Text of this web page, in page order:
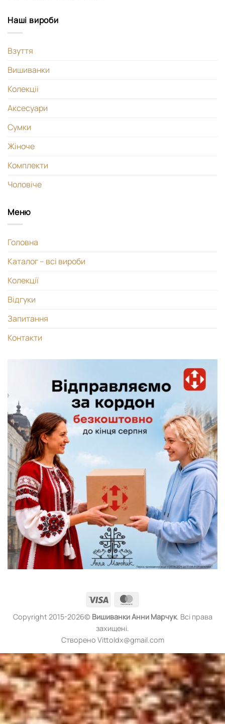
Наші вироби
Взуття
Вишиванки
Колекціі
Аксесуари
Сумки
Жіноче
Комплекти
Чоловіче
Меню
Головна
Каталог – всі вироби
Колекції
Відгуки
Запитання
Контакти
Visa
Copyright 2015-2026© ВишиванкиАнни Марчук. Всі права
захищені.
Створено Vittoldx@gmail.com